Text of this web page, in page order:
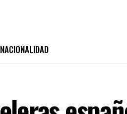
NACIONALIDAD